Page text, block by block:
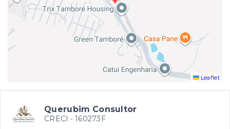
Leaflet
Querubim Consultor
CRECI - 160273F